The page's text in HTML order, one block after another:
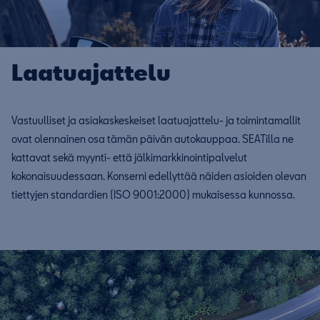
Laatuajattelu
Vastuulliset ja asiakaskeskeiset laatuajattelu- ja toimintamallit
ovat olennainen osa tämän päivän autokauppaa. SEATilla ne
kattavat sekä myynti- että jälkimarkkinointipalvelut
kokonaisuudessaan. Konserni edellyttää näiden asioiden olevan
tiettyjen standardien (ISO 9001:2000) mukaisessa kunnossa.